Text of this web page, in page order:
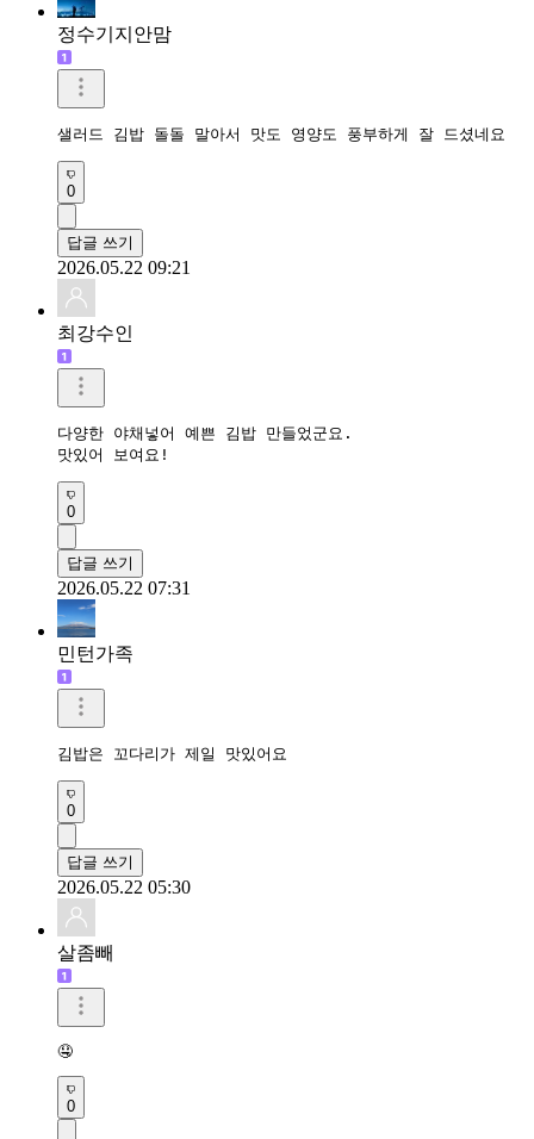
정수기지안맘
샐러드 김밥 돌돌 말아서 맛도 영양도 풍부하게 잘 드셨네요
0
답글 쓰기
2026.05.22 09:21
최강수인
다양한 야채넣어 예쁜 김밥 만들었군요.
맛있어 보여요!
0
답글 쓰기
2026.05.22 07:31
민턴가족
김밥은 꼬다리가 제일 맛있어요
0
답글 쓰기
2026.05.22 05:30
살좀빼
🤤
0